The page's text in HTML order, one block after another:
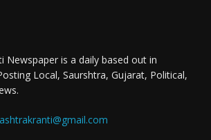
Newspaper is a daily based out in
Local, Saurshtra, Gujarat, Political,